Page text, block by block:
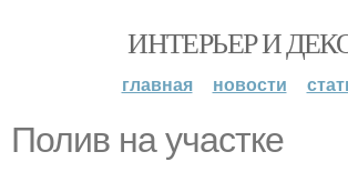
ИНТЕРЬЕР И
главная новости
Полив на участке